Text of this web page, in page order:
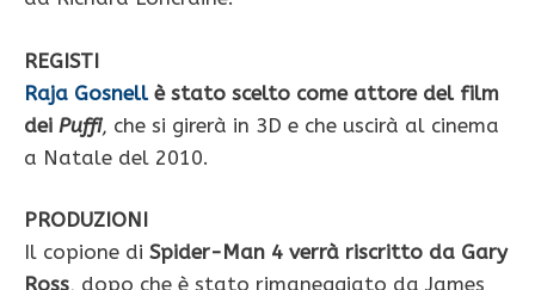
REGISTI
Raja Gosnell è stato scelto come attore del film
dei Puffi, che si girerà in 3D e che uscirà al cinema
a Natale del 2010.
PRODUZIONI
Il copione di Spider-Man 4 verrà riscritto da Gary
Ross, dopo che è stato rimaneggiato da James